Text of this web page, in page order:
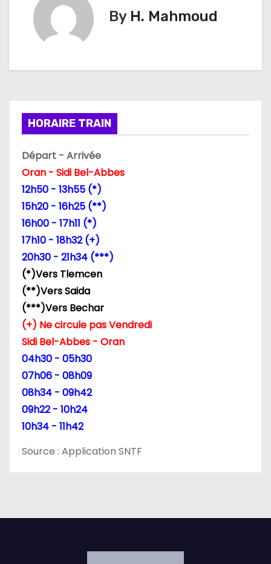
t
o
n
d
e
a
r
t
c
e
By H. Mahmoud
HORAIRE TRAIN
Départ - Arrivée
Oran - Sidi Bel-Abbes
12h50 - 13h55 (*)
15h20 - 16h25 (**)
16h00 - 17h11 (*)
17h10 - 18h32 (+)
20h30 - 21h34 (***)
(*)Vers Tlemcen
(**)Vers Saida
(***)Vers Bechar
(+) Ne circule pas Vendredi
Sidi Bel-Abbes - Oran
04h30 - 05h30
07h06 - 08h09
08h34 - 09h42
09h22 - 10h24
10h34 - 11h42
Source : Application SNTF